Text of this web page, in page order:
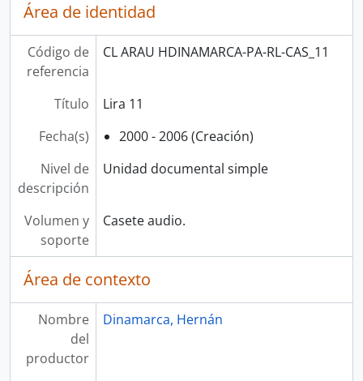
Área de identidad
Código de
referencia
CL ARAU HDINAMARCA-PA-RL-CAS_11
Título
Lira 11
Fecha(s)
2000 - 2006 (Creación)
Nivel de
descripción
Unidad documental simple
Volumen y
soporte
Casete audio.
Área de contexto
Nombre
del
productor
Dinamarca, Hernán